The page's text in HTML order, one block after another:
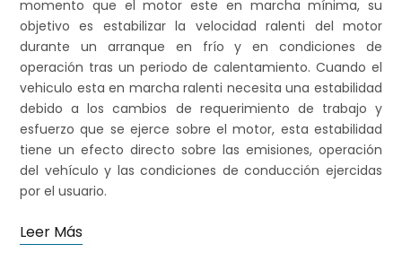
momento que el motor este en marcha mínima, su
objetivo es estabilizar la velocidad ralenti del motor
durante un arranque en frío y en condiciones de
operación tras un periodo de calentamiento. Cuando el
vehiculo esta en marcha ralenti necesita una estabilidad
debido a los cambios de requerimiento de trabajo y
esfuerzo que se ejerce sobre el motor, esta estabilidad
tiene un efecto directo sobre las emisiones, operación
del vehículo y las condiciones de conducción ejercidas
por el usuario.
Leer Más